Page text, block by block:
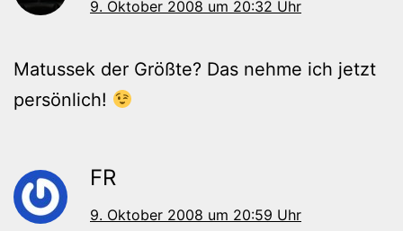
9. Oktober 2008 um 20:32 Uhr
Matussek der Größte? Das nehme ich jetzt
persönlich!
FR
9. Oktober 2008 um 20:59 Uhr